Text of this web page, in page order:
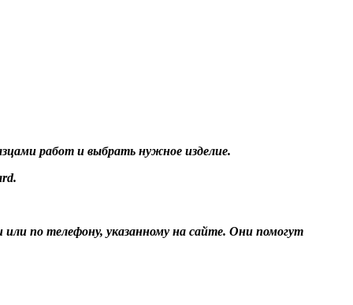
работ и выбрать нужное изделие.
или по телефону, указанному на сайте. Они помогут